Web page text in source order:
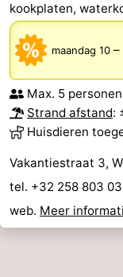
kookplaten,
maandag 10 –
Max. 5
Strand afstand:
Huisdieren
Vakantiestraat 3,
tel. +32 258 803 03
web. Meer